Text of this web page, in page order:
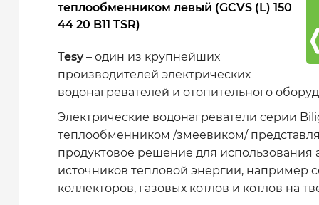
теплообменником левый (GCVS (L) 150
44 20 B11 TSR)
Tesy– один из крупнейших
производителей электрических
водонагревателей и отопительного
Электрические водонагреватели серии
теплообменником /змеевиком/
продуктовое решение для использования
источников тепловой энергии, например
коллекторов, газовых котлов и котлов на